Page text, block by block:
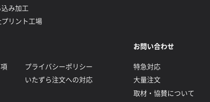
込み加工
プリント工場
プライバシーポリシー
いたずら注文への対応
お問い合わせ
特急対応
大量注文
取材・協賛について